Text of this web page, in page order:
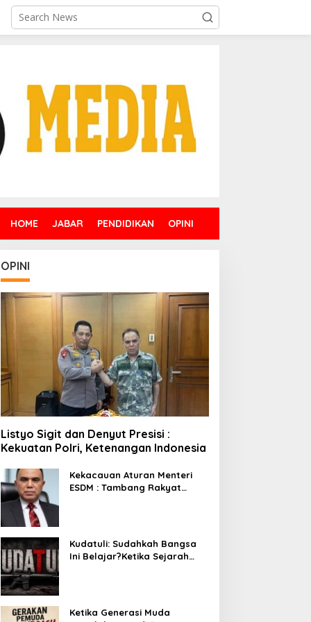
HOME JABAR PENDIDIKAN OPINI
OPINI
Listyo Sigit dan Denyut Presisi :
Kekuatan Polri, Ketenangan Indonesia
Kekacauan Aturan Menteri
ESDM : Tambang Rakyat
Kudatuli: Sudahkah Bangsa
Ini Belajar?Ketika Sejarah
Ketika Generasi Muda